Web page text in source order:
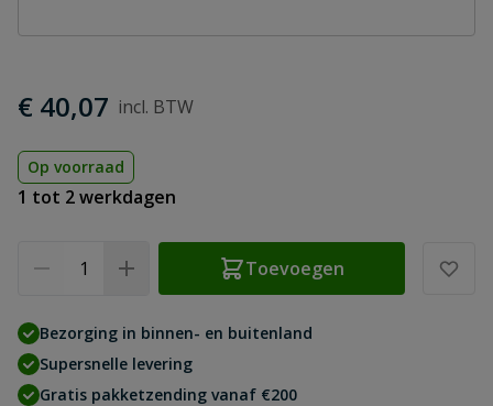
€ 40,07
Op voorraad
1 tot 2 werkdagen
Toevoegen
Bezorging in binnen- en buitenland
Supersnelle levering
Gratis pakketzending vanaf €200